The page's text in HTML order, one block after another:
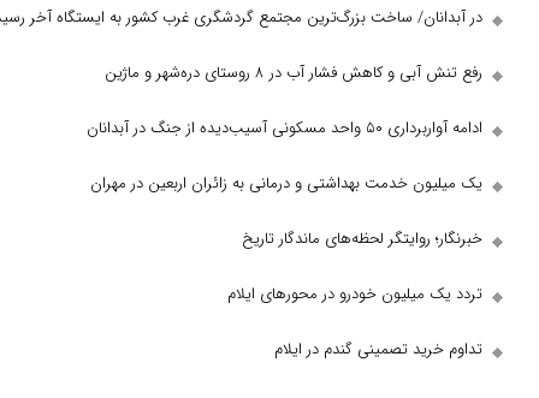
ساخت بزرگ‌ترین مجتمع گردشگری غرب کشور به ایستگاه آخر رسید
آبی و کاهش فشار آب در ۸ روستای دره‌شهر و ماژین
۵۰ واحد مسکونی آسیب‌دیده از جنگ در آبدانان
خدمت بهداشتی و درمانی به زائران اربعین در مهران
روایتگر لحظه‌های ماندگار تاریخ
یک میلیون خودرو در محور‌های ایلام
خرید تصمینی گندم در ایلام